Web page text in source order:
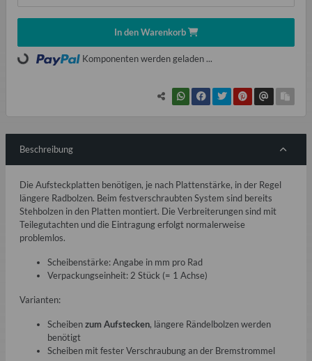
In den Warenkorb
Loading... Komponenten werden geladen ...
Beschreibung
Die Aufsteckplatten benötigen, je nach Plattenstärke, in der Regel
längere Radbolzen. Beim festverschraubten System sind bereits
Stehbolzen in den Platten montiert. Die Verbreiterungen sind mit
Teilegutachten und die Eintragung erfolgt normalerweise
problemlos.
Scheibenstärke: Angabe in mm pro Rad
Verpackungseinheit: 2 Stück (= 1 Achse)
Varianten:
Scheibenzum Aufstecken, längere Rändelbolzen werden
benötigt
Scheiben mit fester Verschraubung an der Bremstrommel